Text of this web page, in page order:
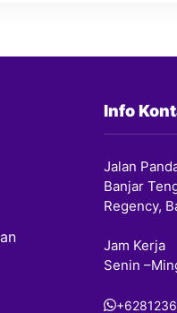
Info
Jalan
Banjar
Regency,
Jam Kerja
Senin